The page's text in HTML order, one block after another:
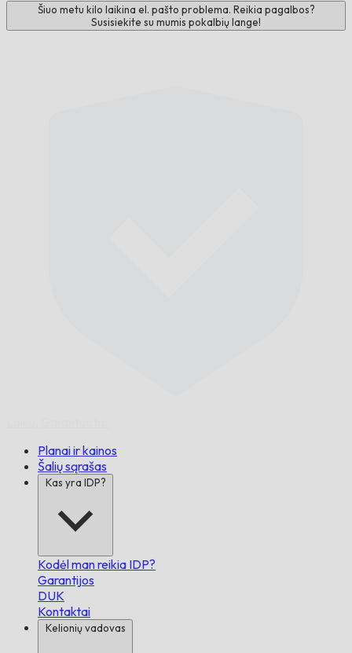
Šiuo metu kilo laikina el. pašto problema. Reikia pagalbos?
Susisiekite su mumis pokalbių lange!
Planai ir kainos
Šalių sąrašas
Kas yra IDP?
Kodėl man reikia IDP?
Garantijos
DUK
Kontaktai
Kelionių vadovas